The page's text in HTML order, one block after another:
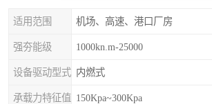
适用范围 机场、高速、港口厂房
强夯能级 1000kn.m-25000
设备驱动型式 内燃式
承载力特征值 150Kpa~300Kpa